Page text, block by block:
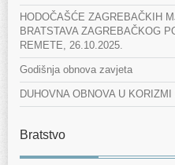
HODOČAŠĆE ZAGREBAČKIH
BRATSTAVA ZAGREBAČKOG
REMETE, 26.10.2025.
Godišnja obnova zavjeta
DUHOVNA OBNOVA U
Bratstvo